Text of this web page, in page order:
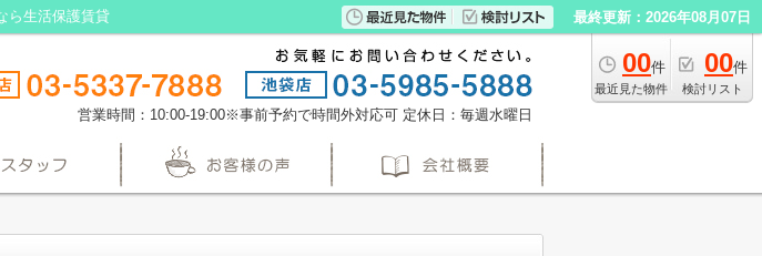
ら生活保護賃貸 最終更新：2026年08月07日
00件
最近見た物件
00件
検討リスト
営業時間：10:00-19:00※事前予約で時間外対応可 定休日：毎週水曜日